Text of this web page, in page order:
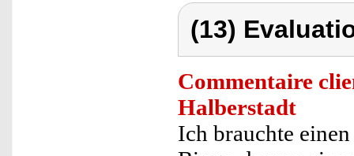
(13)
Commentaire
Halberstadt
Ich brauchte